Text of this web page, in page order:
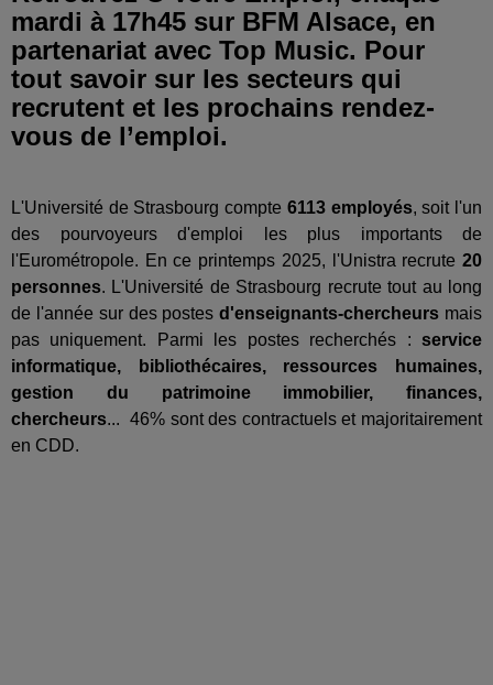
mardi à 17h45 sur BFM Alsace, en
partenariat avec Top Music. Pour
tout savoir sur les secteurs qui
recrutent et les prochains rendez-
vous de l’emploi.
L'Université de Strasbourg compte 6113 employés, soit l'un
des pourvoyeurs d'emploi les plus importants de
l'Eurométropole. En ce printemps 2025, l'Unistra recrute 20
personnes. L'Université de Strasbourg recrute tout au long
de l'année sur des postesd'enseignants-chercheurs mais
pas uniquement. Parmi les postes recherchés : service
informatique, bibliothécaires, ressources humaines,
gestion du patrimoine immobilier, finances,
chercheurs... 46% sont des contractuels et majoritairement
en CDD.